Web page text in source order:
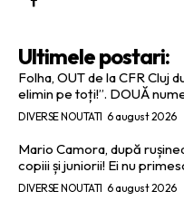
Ultimele postari:
Folha, OUT de la CFR Cluj
elimin pe toți!”. DOUĂ
DIVERSE NOUTATI 6 august 2026
Mario Camora, după
copiii și juniorii! Ei nu
DIVERSE NOUTATI 6 august 2026